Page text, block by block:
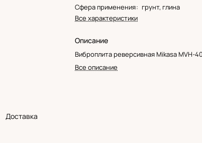
Сфера применения: грунт, глина
Все характеристики
Описание
Виброплита реверсивная Mikasa MVH-
Все описание
Доставка